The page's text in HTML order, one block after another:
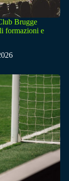
Brugge
formazioni e